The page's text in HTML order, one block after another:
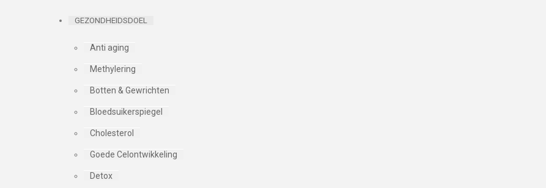
GEZONDHEIDSDOEL
Anti aging
Methylering
Botten & Gewrichten
Bloedsuikerspiegel
Cholesterol
Goede Celontwikkeling
Detox